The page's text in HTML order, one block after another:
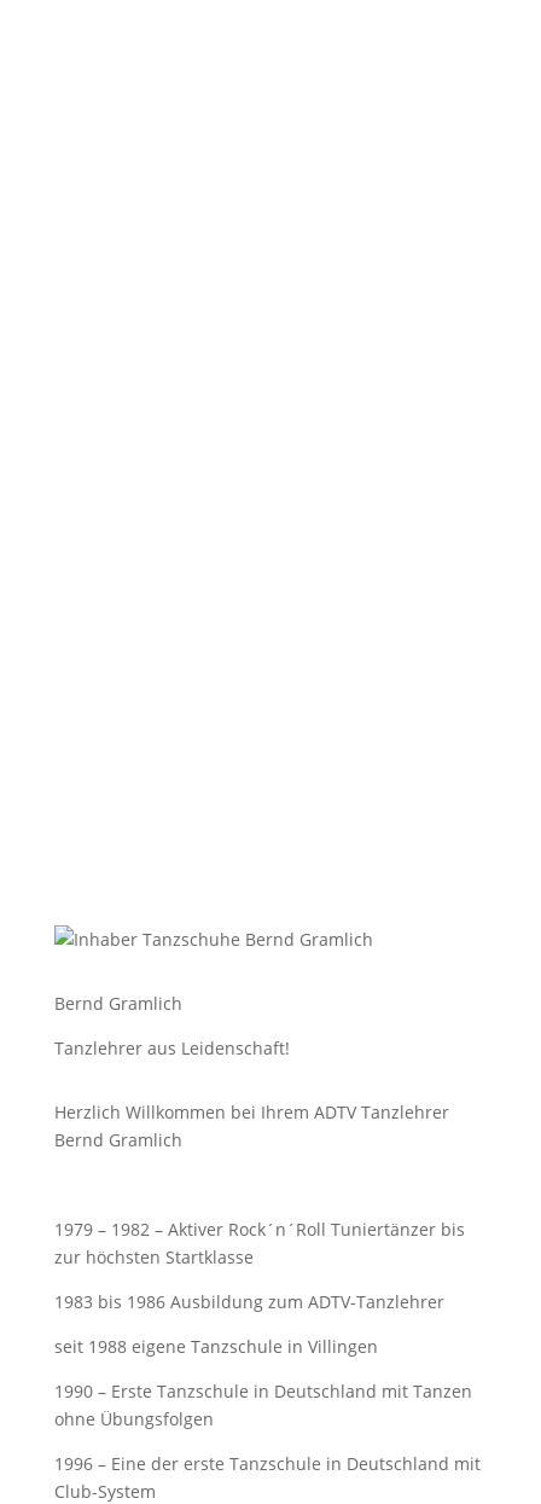
Bernd Gramlich
Tanzlehrer aus Leidenschaft!
Herzlich Willkommen bei Ihrem ADTV Tanzlehrer
Bernd Gramlich
1979 – 1982 – Aktiver Rock´n´Roll Tuniertänzer bis
zur höchsten Startklasse
1983 bis 1986 Ausbildung zum ADTV-Tanzlehrer
seit 1988 eigene Tanzschule in Villingen
1990 – Erste Tanzschule in Deutschland mit Tanzen
ohne Übungsfolgen
1996 – Eine der erste Tanzschule in Deutschland mit
Club-System